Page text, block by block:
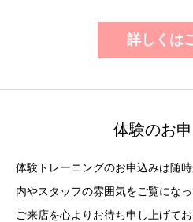
詳しくは
体験のお
体験トレーニングのお申込みは随
内やスタッフの雰囲気をご覧になっ
ご来店を心よりお待ち申し上げてお